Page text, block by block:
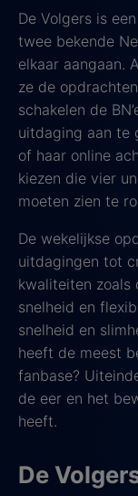
De Volgers is
twee bekende
elkaar aangaan.
ze de
schakelen de
uitdaging aan te
of haar online
kiezen die vier
moeten zien te
De wekelijkse
uitdagingen tot
kwaliteiten zoals
snelheid en
snelheid en
heeft de meest
fanbase?
de eer en het
heeft.
De